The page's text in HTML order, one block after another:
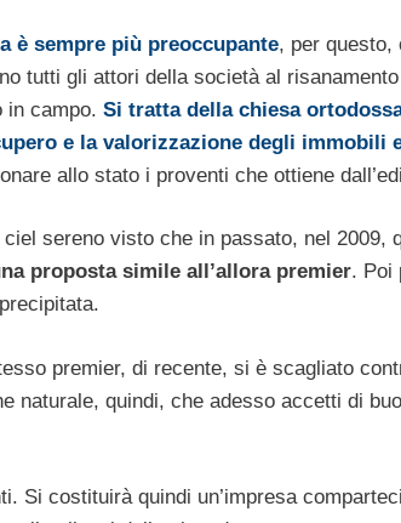
è sempre più preoccupante, per questo,
tutti gli attori della società al
in campo. Si tratta della chiesa
e la valorizzazione degli immobili
allo stato i proventi che ottiene
sereno visto che in passato, nel 2009,
proposta simile all’allora premier. Poi
premier, di recente, si è scagliato
naturale, quindi, che adesso accetti di
Si costituirà quindi un’impresa